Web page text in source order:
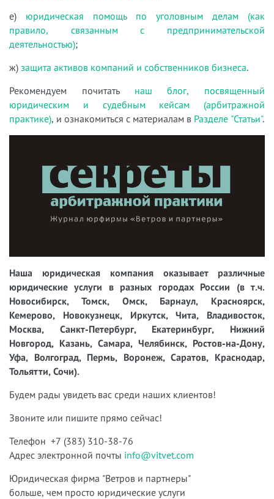
е) юридическая помощь по уголовным делам (как
правило, связанным с предпринимательской
деятельностью);
ж) защита активов компаний и собственников бизнеса.
Рекомендуем почитать наш блог, посвященный
юридическим и судебным кейсам (арбитражной
практике), и ознакомиться с материалам в Разделе "Статьи".
Наша юридическая компания оказывает различные
юридические услуги в разных городах России (в т.ч.
Новосибирск, Томск, Омск, Барнаул, Красноярск,
Кемерово, Новокузнецк, Иркутск, Чита, Владивосток,
Москва, Санкт-Петербург, Екатеринбург, Нижний
Новгород, Казань, Самара, Челябинск, Ростов-на-Дону,
Уфа, Волгоград, Пермь, Воронеж, Саратов, Краснодар,
Тольятти, Сочи).
Будем рады увидеть вас среди наших клиентов!
Звоните или пишите прямо сейчас!
Телефон +7 (383) 310-38-76
Адрес электронной почты info@vitvet.com
Юридическая фирма "Ветров и партнеры"
больше, чем просто юридические услуги